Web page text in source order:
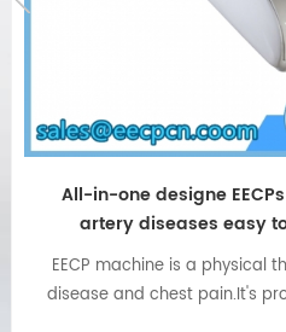
Máquina de ECP para
ECP es el nombre corto de
tratamiento ECP es un